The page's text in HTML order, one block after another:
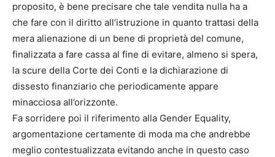
proposito, è bene precisare che tale vendita nulla ha a
che fare con il diritto all’istruzione in quanto trattasi della
mera alienazione di un bene di proprietà del comune,
finalizzata a fare cassa al fine di evitare, almeno si spera,
la scure della Corte dei Conti e la dichiarazione di
dissesto finanziario che periodicamente appare
minacciosa all’orizzonte.
Fa sorridere poi il riferimento alla Gender Equality,
argomentazione certamente di moda ma che andrebbe
meglio contestualizzata evitando anche in questo caso